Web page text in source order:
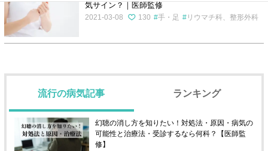
気サイン？｜医師監修
2021-03-08 130 手・足 リウマチ科、整形外科
流行の病気記事 ランキング
幻聴の消し方を知りたい！対処法・原因・病気の
可能性と治療法・受診するなら何科？【医師監
修】